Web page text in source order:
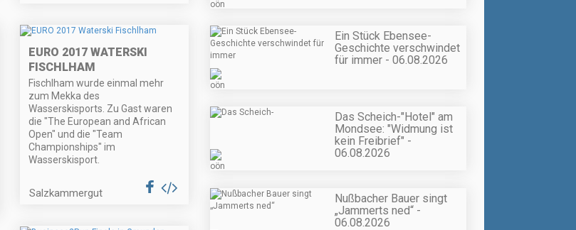
EURO 2017 WATERSKI
FISCHLHAM
Fischlham wurde einmal mehr
zum Mekka des
Wasserskisports. Zu Gast waren
die "The European and African
Open" und die "Team
Championships" im
Wasserskisport.
Salzkammergut
Ein Stück Ebensee-
Geschichte verschwindet
für immer - 06.08.2026
Das Scheich-"Hotel" am
Mondsee: "Widmung ist
kein Freibrief" -
06.08.2026
Nußbacher Bauer singt
„Jammerts ned“ -
06.08.2026